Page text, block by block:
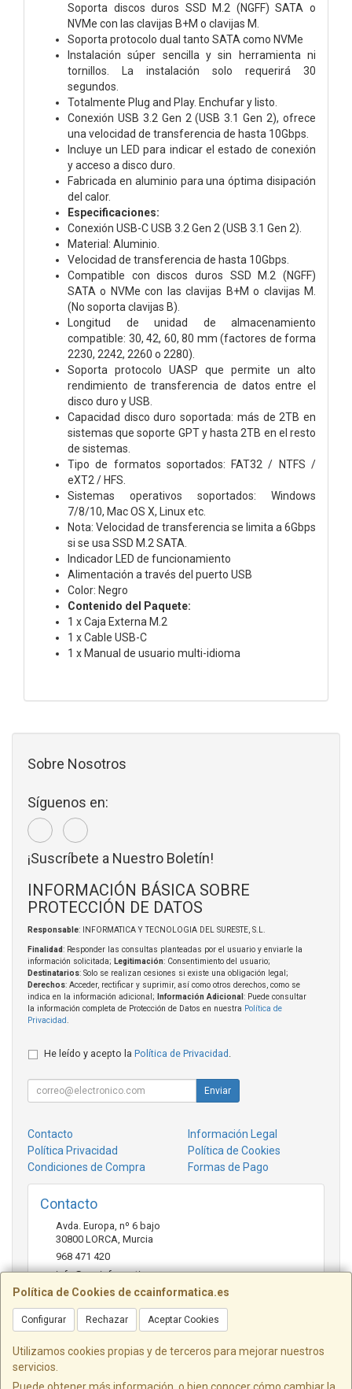
Soporta discos duros SSD M.2 (NGFF) SATA o
NVMe con las clavijas B+M o clavijas M.
Soporta protocolo dual tanto SATA como NVMe
Instalación súper sencilla y sin herramienta ni
tornillos. La instalación solo requerirá 30
segundos.
Totalmente Plug and Play. Enchufar y listo.
Conexión USB 3.2 Gen 2 (USB 3.1 Gen 2), ofrece
una velocidad de transferencia de hasta 10Gbps.
Incluye un LED para indicar el estado de conexión
y acceso a disco duro.
Fabricada en aluminio para una óptima disipación
del calor.
Especificaciones:
Conexión USB-C USB 3.2 Gen 2 (USB 3.1 Gen 2).
Material: Aluminio.
Velocidad de transferencia de hasta 10Gbps.
Compatible con discos duros SSD M.2 (NGFF)
SATA o NVMe con las clavijas B+M o clavijas M.
(No soporta clavijas B).
Longitud de unidad de almacenamiento
compatible: 30, 42, 60, 80 mm (factores de forma
2230, 2242, 2260 o 2280).
Soporta protocolo UASP que permite un alto
rendimiento de transferencia de datos entre el
disco duro y USB.
Capacidad disco duro soportada: más de 2TB en
sistemas que soporte GPT y hasta 2TB en el resto
de sistemas.
Tipo de formatos soportados: FAT32 / NTFS /
eXT2 / HFS.
Sistemas operativos soportados: Windows
7/8/10, Mac OS X, Linux etc.
Nota: Velocidad de transferencia se limita a 6Gbps
si se usa SSD M.2 SATA.
Indicador LED de funcionamiento
Alimentación a través del puerto USB
Color: Negro
Contenido del Paquete:
1 x Caja Externa M.2
1 x Cable USB-C
1 x Manual de usuario multi-idioma
Política de Cookies de ccainformatica.es
Configurar Rechazar Aceptar Cookies
Utilizamos cookies propias y de terceros para mejorar nuestros
servicios.
Sobre Nosotros
Síguenos en:
¡Suscríbete a Nuestro Boletín!
INFORMACIÓN BÁSICA SOBRE
PROTECCIÓN DE DATOS
Responsable: INFORMATICA Y TECNOLOGIA DEL SURESTE, S.L.
Finalidad: Responder las consultas planteadas por el usuario y enviarle la
información solicitada; Legitimación: Consentimiento del usuario;
Destinatarios: Solo se realizan cesiones si existe una obligación legal;
Derechos: Acceder, rectificar y suprimir, así como otros derechos, como se
indica en la información adicional;
Información Adicional : Puede consultar
la información completa de Protección de Datos en nuestra Política de
Privacidad
He leído y acepto la Política de Privacidad
Enviar
Contacto
Información Legal
Política Privacidad
Política de Cookies
Condiciones de Compra
Formas de Pago
Contacto
Avda. Europa, nº 6 bajo
30800 LORCA Murcia
968 471 420
info@ccainformatica.es
Horario
L-V: 9:30 h a 14 h - 16:30 h a 20:30 h - Sab: 10 h a 14 h